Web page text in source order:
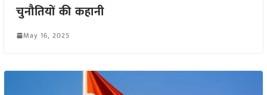
चुनौतियों की कहानी
May 16, 2025